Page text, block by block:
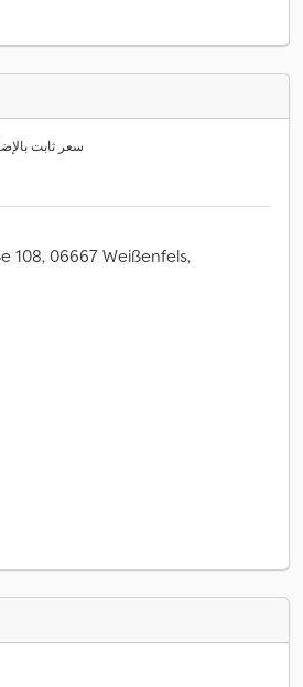
سعر ثابت
108, 06667 Weißenfels,